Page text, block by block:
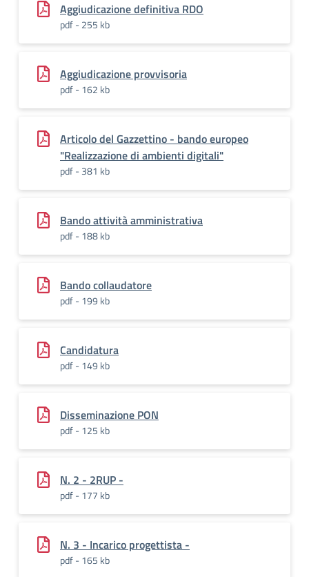
Aggiudicazione definitiva RDO
pdf - 255 kb
Aggiudicazione provvisoria
pdf - 162 kb
Articolo del Gazzettino - bando europeo
"Realizzazione di ambienti digitali"
pdf - 381 kb
Bando attività amministrativa
pdf - 188 kb
Bando collaudatore
pdf - 199 kb
Candidatura
pdf - 149 kb
Disseminazione PON
pdf - 125 kb
N. 2 - 2RUP -
pdf - 177 kb
N. 3 - Incarico progettista -
pdf - 165 kb